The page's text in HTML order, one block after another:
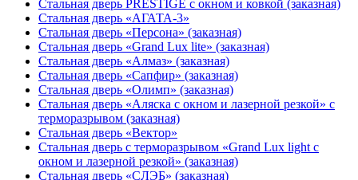
Стальная дверь PRESTIGE с окном и ковкой (заказная)
Стальная дверь «АГАТА-3»
Стальная дверь «Персона» (заказная)
Стальная дверь «Grand Lux lite» (заказная)
Стальная дверь «Алмаз» (заказная)
Стальная дверь «Сапфир» (заказная)
Стальная дверь «Олимп» (заказная)
Стальная дверь «Аляска с окном и лазерной резкой» с
терморазрывом (заказная)
Стальная дверь «Вектор»
Стальная дверь с терморазрывом «Grand Lux light с
окном и лазерной резкой» (заказная)
Стальная дверь «СЛЭБ» (заказная)